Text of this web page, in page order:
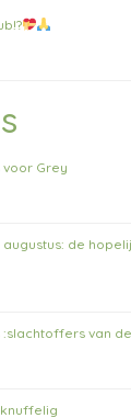
voor Grey
de
:slachtoffers van